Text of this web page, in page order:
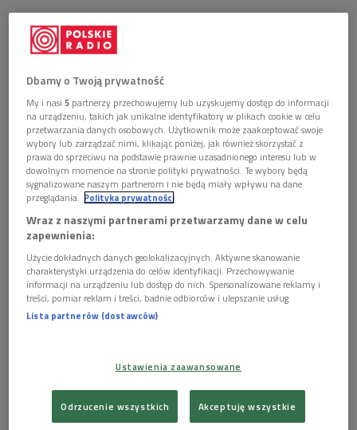
Urszula Kozioł Foto: Roman Koszowski/Gość Niedzielny/Forum
POSŁUCHAJ
22:04
"Dzielić się słowami". Jubileusz 90-lecia urodzin Urszuli
Kozioł (Strefa literatury/Dwójka)
Dbamy o Twoją prywatność
My i nasi5 partnerzy przechowujemy lub uzyskujemy dostęp do informacji
na urządzeniu, takich jak unikalne identyfikatory w plikach cookie w celu
przetwarzania danych osobowych. Użytkownik może zaakceptować swoje
wybory lub zarządzać nimi, klikając poniżej, jak również skorzystać z
prawa do sprzeciwu na podstawie prawnie uzasadnionego interesu lub w
dowolnym momencie na stronie polityki prywatności. Te wybory będą
sygnalizowane naszym partnerom i nie będą miały wpływu na dane
przeglądania. Polityka prywatności
Wraz z naszymi partnerami przetwarzamy dane w celu
zapewnienia:
Użycie dokładnych danych geolokalizacyjnych. Aktywne skanowanie
charakterystyki urządzenia do celów identyfikacji. Przechowywanie
informacji na urządzeniu lub dostęp do nich. Spersonalizowane reklamy i
treści, pomiar reklam i treści, badnie odbiorców i ulepszanie usług.
Lista partnerów (dostawców)
Ustawienia zaawansowane
Odrzucenie wszystkich Akceptuję wszystkie